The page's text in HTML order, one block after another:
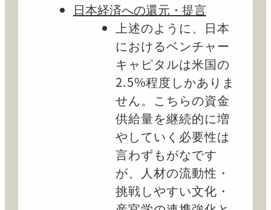
日本経済への還元・提言
上述のように、日本
におけるベンチャー
キャピタルは米国の
2.5%程度しかありま
せん。こちらの資金
供給量を継続的に増
やしていく必要性は
言わずもがなです
が、人材の流動性・
挑戦しやすい文化・